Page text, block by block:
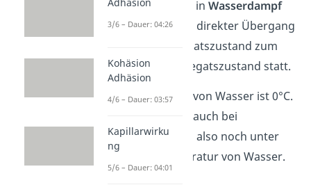
wandelt sich direkt inWasserdampf
um. Hier findet ein direkter Übergang
vom festen Aggregatszustand zum
gasförmigen Aggregatszustand statt.
Der Schmelzpunkt von Wasser ist 0°C.
Sublimieren findet auch bei
Minusgraden statt, also noch unter
der Schmelztemperatur von Wasser.
3/6 – Dauer: 04:26
Kohäsion
Adhäsion
4/6 – Dauer: 03:57
Kapillarwirku
ng
5/6 – Dauer: 04:01